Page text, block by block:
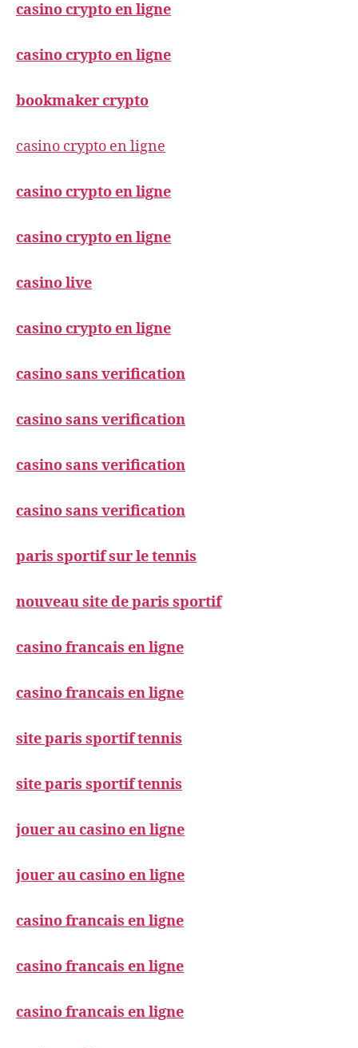
casino crypto en ligne
casino crypto en ligne
bookmaker crypto
casino crypto en ligne
casino crypto en ligne
casino crypto en ligne
casino live
casino crypto en ligne
casino sans verification
casino sans verification
casino sans verification
casino sans verification
paris sportif sur le tennis
nouveau site de paris sportif
casino francais en ligne
casino francais en ligne
site paris sportif tennis
site paris sportif tennis
jouer au casino en ligne
jouer au casino en ligne
casino francais en ligne
casino francais en ligne
casino francais en ligne